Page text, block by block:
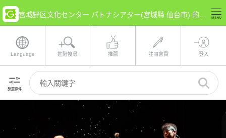
Language 進階搜尋 推薦 註冊會員 登入
篩選條件